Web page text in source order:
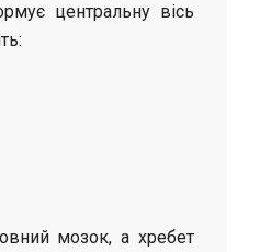
центральну вісь
мозок, а хребет